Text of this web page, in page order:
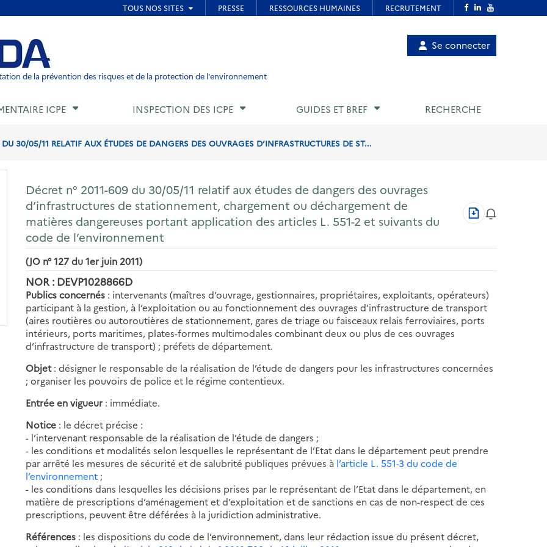
de page
de la prévention des risques et de la protection de l'environnement
Menu
utilisateur
Se connecter
ICPE INSPECTION DES ICPE GUIDES ET BREF RECHERCHE
30/05/11 RELATIF AUX ÉTUDES DE DANGERS DES OUVRAGES D’INFRASTRUCTURES DE ST...
Décret n° 2011-609 du 30/05/11 relatif aux études de dangers des ouvrages
d’infrastructures de stationnement, chargement ou déchargement de
matières dangereuses portant application des articles L. 551-2 et suivants du
code de l’environnement
Télécharger
au
PDF
(JO n° 127 du 1er juin 2011)
NOR : DEVP1028866D
Publics concernés : intervenants (maîtres d’ouvrage, gestionnaires, propriétaires, exploitants, opérateurs)
participant à la gestion, à l’exploitation ou au fonctionnement des ouvrages d’infrastructure de transport
(aires routières ou autoroutières de stationnement, gares de triage ou faisceaux relais ferroviaires, ports
intérieurs, ports maritimes, plates-formes multimodales combinant deux ou plus de ces ouvrages
d’infrastructure de transport) ; préfets de département.
Objet: désigner le responsable de la réalisation de l’étude de dangers pour les infrastructures concernées
; organiser les pouvoirs de police et le régime contentieux.
Entrée en vigueur : immédiate.
Notice : le décret précise :
- l’intervenant responsable de la réalisation de l’étude de dangers ;
- les conditions et modalités selon lesquelles le représentant de l’Etat dans le département peut prendre
par arrêté les mesures de sécurité et de salubrité publiques prévues à l’article L. 551-3 du code de
l’environnement ;
- les conditions dans lesquelles les décisions prises par le représentant de l’Etat dans le département, en
matière de prescriptions d’aménagement et d’exploitation et de sanctions en cas de non-respect de ces
prescriptions, peuvent être déférées à la juridiction administrative.
Références : les dispositions du code de l’environnement, dans leur rédaction issue du présent décret,